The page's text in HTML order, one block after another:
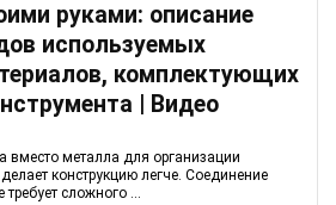
руками: описание
используемых
комплектующих
| Видео
вместо металла для организации
конструкцию легче. Соединение
сложного ...